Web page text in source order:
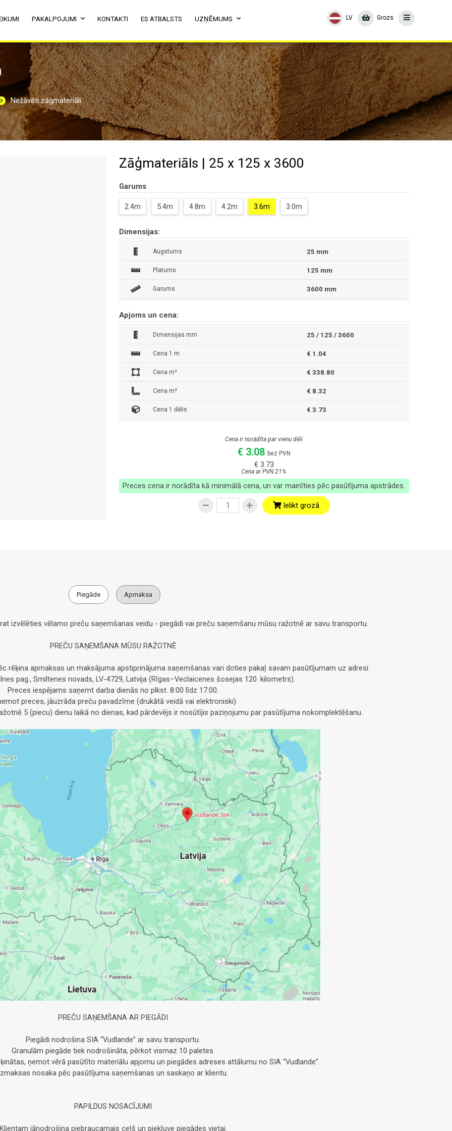
PAKALPOJUMI KONTAKTI ES ATBALSTS
UZŅĒMUMS
Grozs
LV
Nežāvēti zāģmateriāli
Zāģmateriāls | 25 x 125 x 3600
Garums
2.4m 5.4m 4.8m 4.2m 3.6m 3.0m
Dimensijas:
Augstums 25 mm
Platums 125 mm
Garums 3600 mm
Apjoms un cena:
Dimensijas mm 25 / 125 / 3600
Cena 1 m € 1.04
Cena m³ € 338.80
Cena m² € 8.32
Cena 1 dēlis € 3.73
Cena ir norādīta par vienu dēli
€ 3.08 bez PVN
€ 3.73
Cena ar PVN 21%
Preces cena ir norādīta kā minimālā cena, un var mainīties pēc pasūtījuma apstrādes.
Ielikt grozā
Piegāde Apmaksa
izvēlēties vēlamo preču saņemšanas veidu - piegādi vai preču saņemšanu mūsu ražotnē ar savu transportu.
PREČU SAŅEMŠANA MŪSU RAŽOTNĒ
rēķina apmaksas un maksājuma apstiprinājuma saņemšanas vari doties pakaļ savam pasūtījumam uz adresi:
pag., Smiltenes novads, LV-4729, Latvija (Rīgas–Veclaicenes šosejas 120. kilometrs).
Preces iespējams saņemt darba dienās no plkst. 8:00 līdz 17:00.
preces, jāuzrāda preču pavadzīme (drukātā veidā vai elektroniski).
5 (piecu) dienu laikā no dienas, kad pārdevējs ir nosūtījis paziņojumu par pasūtījuma nokomplektēšanu.
PREČU SAŅEMŠANA AR PIEGĀDI
Piegādi nodrošina SIA “Vudlande” ar savu transportu.
Granulām piegāde tiek nodrošināta, pērkot vismaz 10 paletes.
ņemot vērā pasūtīto materiālu apjomu un piegādes adreses attālumu no SIA “Vudlande”.
nosaka pēc pasūtījuma saņemšanas un saskaņo ar klientu.
PAPILDUS NOSACĪJUMI
Klientam jānodrošina piebraucamais ceļš un piekļuve piegādes vietai.